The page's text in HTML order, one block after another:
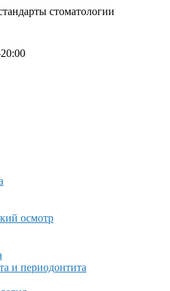
стоматологии
осмотр
и периодонтита